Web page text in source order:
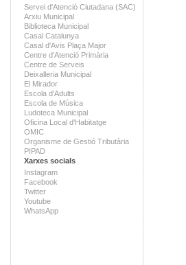
Servei d'Atenció Ciutadana (SAC)
Arxiu Municipal
Biblioteca Municipal
Casal Catalunya
Casal d'Avis Plaça Major
Centre d'Atenció Primària
Centre de Serveis
Deixalleria Municipal
El Mirador
Escola d'Adults
Escola de Música
Ludoteca Municipal
Oficina Local d'Habitatge
OMIC
Organisme de Gestió Tributària
PIPAD
Xarxes socials
Instagram
Facebook
Twitter
Youtube
WhatsApp